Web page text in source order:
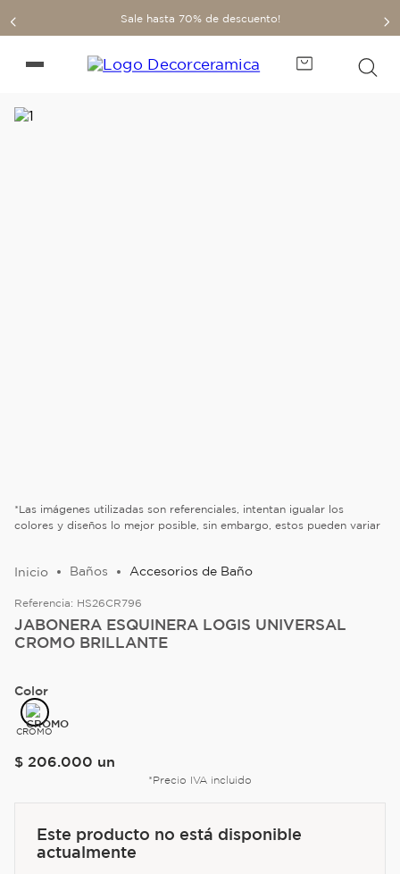
Sale hasta 70% de descuento!
*Las imágenes utilizadas son referenciales, intentan igualar los
colores y diseños lo mejor posible, sin embargo, estos pueden variar
Baños Accesorios de Baño
Referencia: HS26CR796
JABONERA ESQUINERA LOGIS UNIVERSAL
CROMO BRILLANTE
Color
CROMO
$ 206.000 un
*Precio IVA incluido
Este producto no está disponible
actualmente